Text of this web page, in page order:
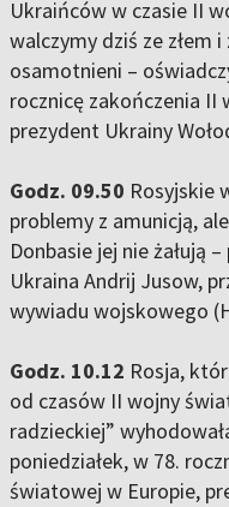
Ukraińców w czasie II
walczymy dziś ze złem
osamotnieni –
rocznicę zakończenia
prezydent Ukrainy
Godz. 09.50 Rosyjskie
problemy z amunicją,
Donbasie jej nie żałują
Ukraina Andrij Jusow,
wywiadu wojskowego
Godz. 10.12 Rosja,
od czasów II wojny
radzieckiej”
poniedziałek, w 78.
światowej w Europie,